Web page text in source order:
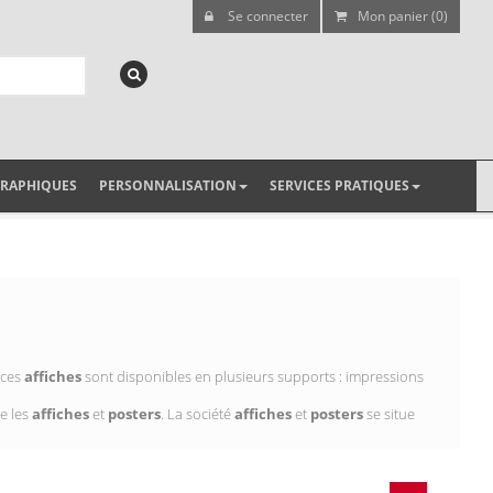
Se connecter Mon panier (0)
PERSONNALISATION SERVICES PRATIQUES
affichessont disponibles en plusieurs supports : impressions
lesafficheset posters. La sociétéafficheset postersse situe